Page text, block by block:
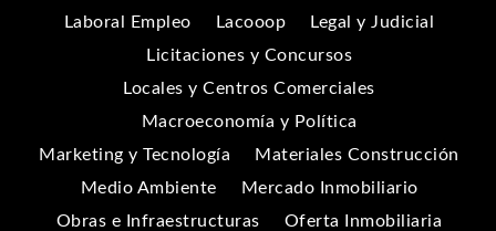
Laboral Empleo
Lacooop
Legal y Judicial
Licitaciones y Concursos
Locales y Centros Comerciales
Macroeconomía y Política
Marketing y Tecnología
Materiales Construcción
Medio Ambiente
Mercado Inmobiliario
Obras e Infraestructuras
Oferta Inmobiliaria